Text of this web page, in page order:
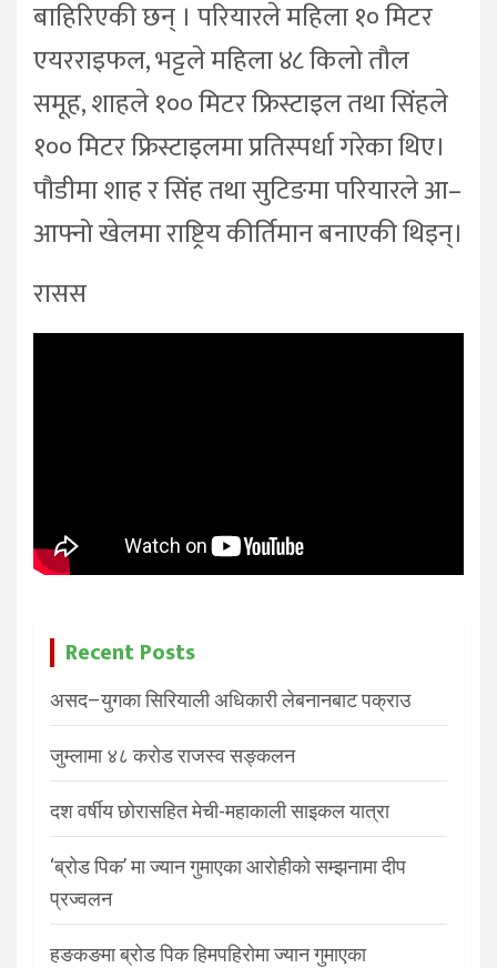
बाहिरिएकी छन् । परियारले महिला १० मिटर
एयरराइफल, भट्टले महिला ४८ किलो तौल
समूह, शाहले १०० मिटर फ्रिस्टाइल तथा सिंहले
१०० मिटर फ्रिस्टाइलमा प्रतिस्पर्धा गरेका थिए।
पौडीमा शाह र सिंह तथा सुटिङमा परियारले आ–
आफ्नो खेलमा राष्ट्रिय कीर्तिमान बनाएकी थिइन्।
रासस
Recent Posts
असद–युगका सिरियाली अधिकारी लेबनानबाट पक्राउ
जुम्लामा ४८ करोड राजस्व सङ्कलन
दश वर्षीय छोरासहित मेची-महाकाली साइकल यात्रा
‘ब्रोड पिक’ मा ज्यान गुमाएका आरोहीको सम्झनामा दीप
प्रज्वलन
हङकङमा ब्रोड पिक हिमपहिरोमा ज्यान गुमाएका